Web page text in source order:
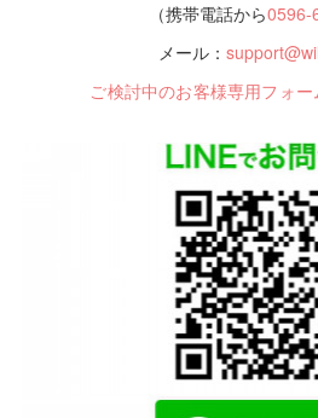
（携帯電話から0596-
メール：
ご検討中のお客様専用フォー